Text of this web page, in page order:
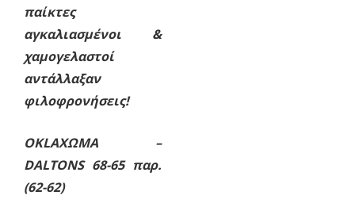
παίκτες
αγκαλιασμένοι &
χαμογελαστοί
αντάλλαξαν
φιλοφρονήσεις!
OKLAΧΩΜΑ –
DALTONS 68-65 παρ.
(62-62)